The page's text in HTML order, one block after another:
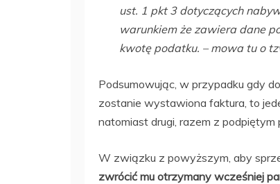
ust. 1 pkt 3 dotyczących
warunkiem że zawiera dane
kwotę podatku. – mowa tu o
Podsumowując, w przypadku gdy
zostanie wystawiona faktura, to
natomiast drugi, razem z
W związku z powyższym, aby
zwrócić mu otrzymany wcześniej